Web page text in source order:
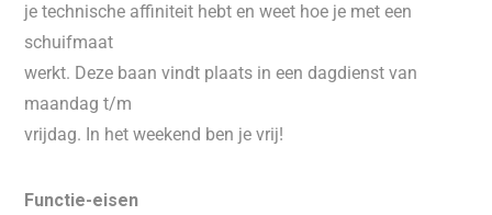
je technische affiniteit hebt en weet hoe je met een
schuifmaat
werkt. Deze baan vindt plaats in een dagdienst van
maandag t/m
vrijdag. In het weekend ben je vrij!
Functie-eisen